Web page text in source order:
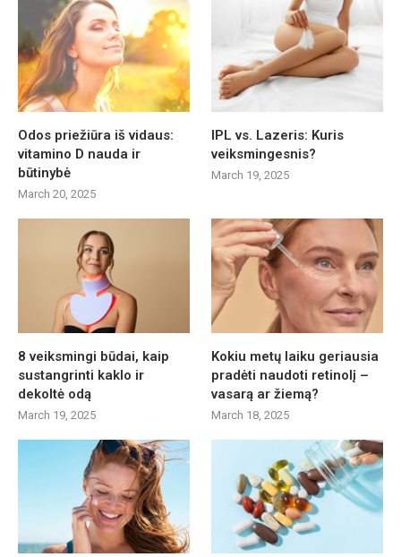
Odos priežiūra iš vidaus:
vitamino D nauda ir
būtinybė
March 20, 2025
IPL vs. Lazeris: Kuris
veiksmingesnis?
March 19, 2025
8 veiksmingi būdai, kaip
sustangrinti kaklo ir
dekoltė odą
March 19, 2025
Kokiu metų laiku geriausia
pradėti naudoti retinolį –
vasarą ar žiemą?
March 18, 2025